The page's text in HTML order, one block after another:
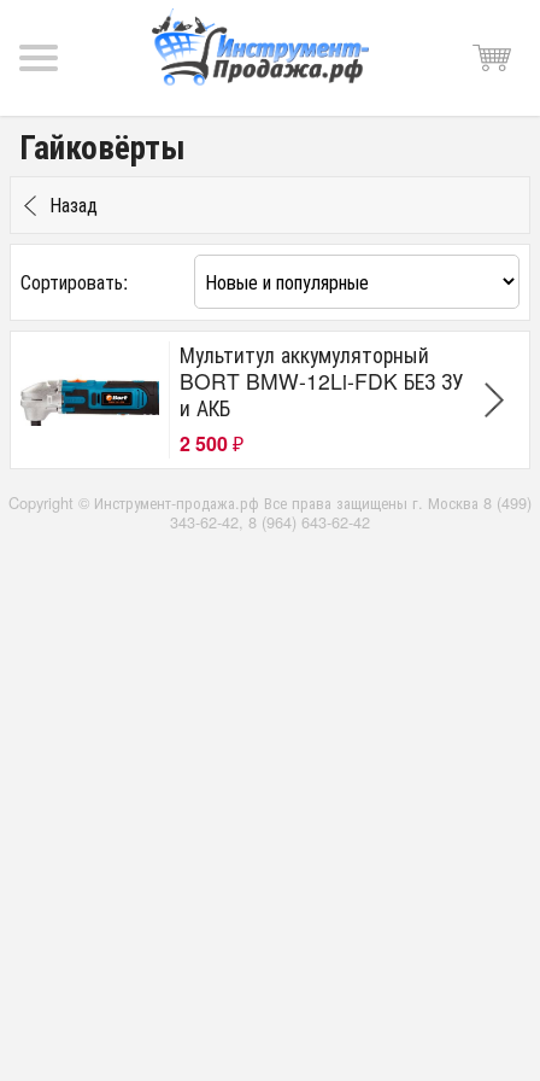
Гайковёрты
Назад
Сортировать:
Мультитул аккумуляторный
BORT BMW-12Li-FDK БЕЗ ЗУ
и АКБ
2 500 ₽
Copyright © Инструмент-продажа.рф Все права защищены г. Москва 8 (499)
343-62-42, 8 (964) 643-62-42